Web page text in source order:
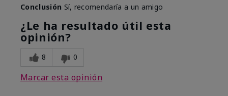
Conclusión Sí, recomendaría a un amigo
¿Le ha resultado útil esta
opinión?
8 0
Marcar esta opinión